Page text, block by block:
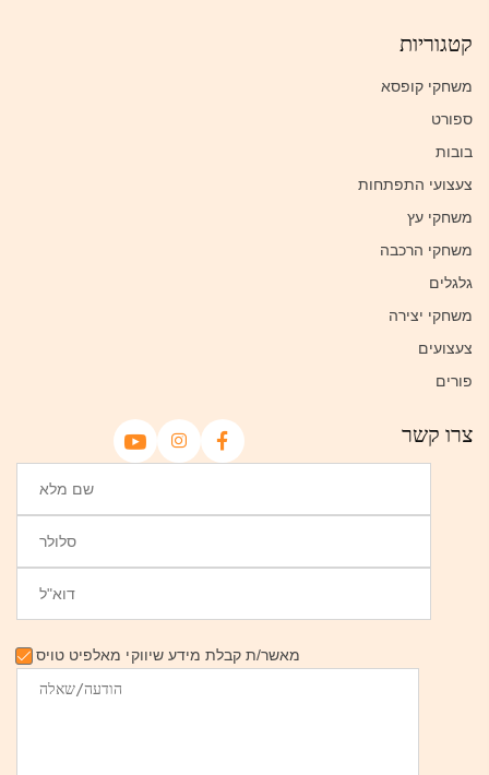
קטגוריות
משחקי קופסא
ספורט
בובות
צעצועי התפתחות
משחקי עץ
משחקי הרכבה
גלגלים
משחקי יצירה
צעצועים
פורים
צרו קשר
מאשר/ת קבלת מידע שיווקי מאלפיט טויס